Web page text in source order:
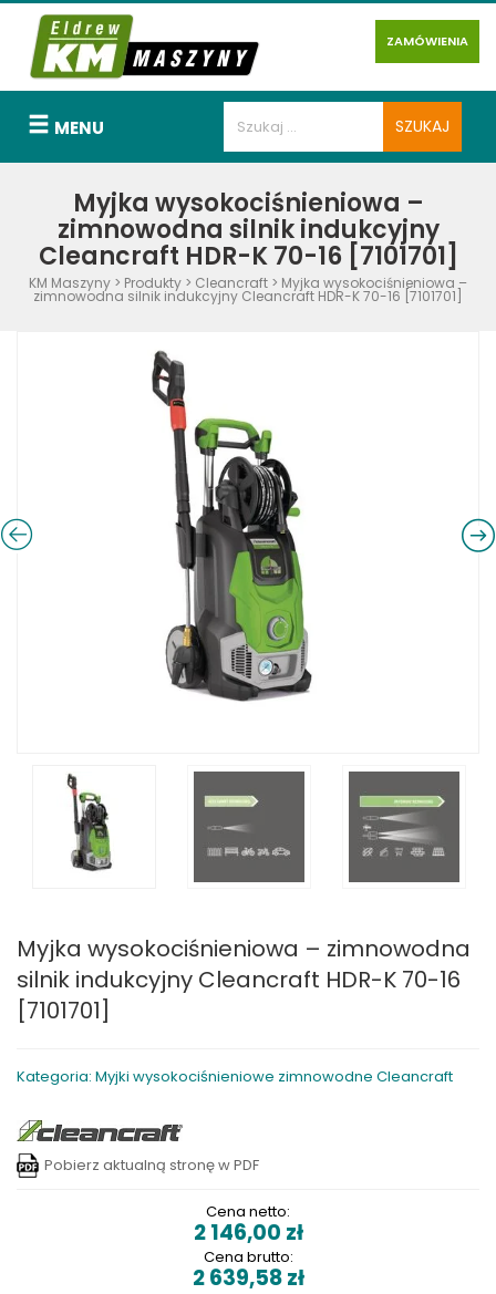
ZAMÓWIENIA
MENU
Myjka wysokociśnieniowa –
zimnowodna silnik indukcyjny
Cleancraft HDR-K 70-16 [7101701]
KM Maszyny > Produkty > Cleancraft > Myjka wysokociśnieniowa –
zimnowodna silnik indukcyjny Cleancraft HDR-K 70-16 [7101701]
Myjka wysokociśnieniowa – zimnowodna
silnik indukcyjny Cleancraft HDR-K 70-16
[7101701]
Kategoria: Myjki wysokociśnieniowe zimnowodne Cleancraft
Pobierz aktualną stronę w PDF
Cena netto:
2 146,00 zł
Cena brutto:
2 639,58zł